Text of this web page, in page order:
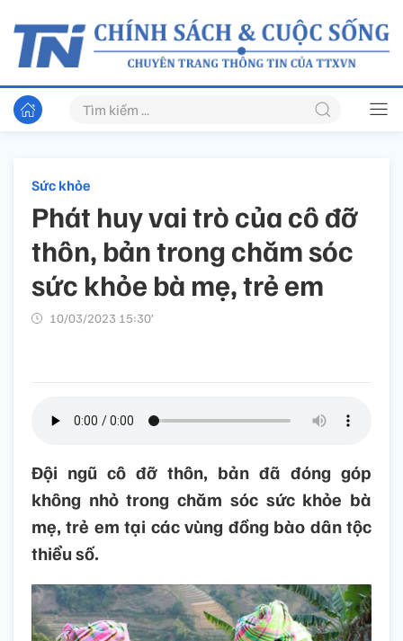
Sức khỏe
Phát huy vai trò của cô đỡ
thôn, bản trong chăm sóc
sức khỏe bà mẹ, trẻ em
10/03/2023 15:30’
Đội ngũ cô đỡ thôn, bản đã đóng góp
không nhỏ trong chăm sóc sức khỏe bà
mẹ, trẻ em tại các vùng đồng bào dân tộc
thiểu số.